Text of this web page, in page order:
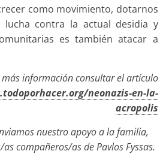
como movimiento, dotarnos
lucha contra la actual desidia y
es también atacar a
información consultar el artículo
neonazis-en-la-
acropolis
nuestro apoyo a la familia,
compañeros/as de Pavlos Fyssas.